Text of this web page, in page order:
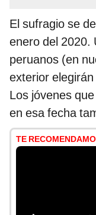
El sufragio se
enero del 2020.
peruanos (en
exterior
Los jóvenes
en esa fecha
TE